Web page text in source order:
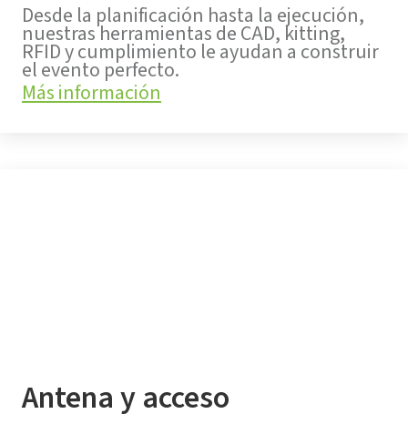
Desde la planificación hasta la ejecución,
nuestras herramientas de CAD, kitting,
RFID y cumplimiento le ayudan a construir
el evento perfecto.
Más información
Antena y acceso